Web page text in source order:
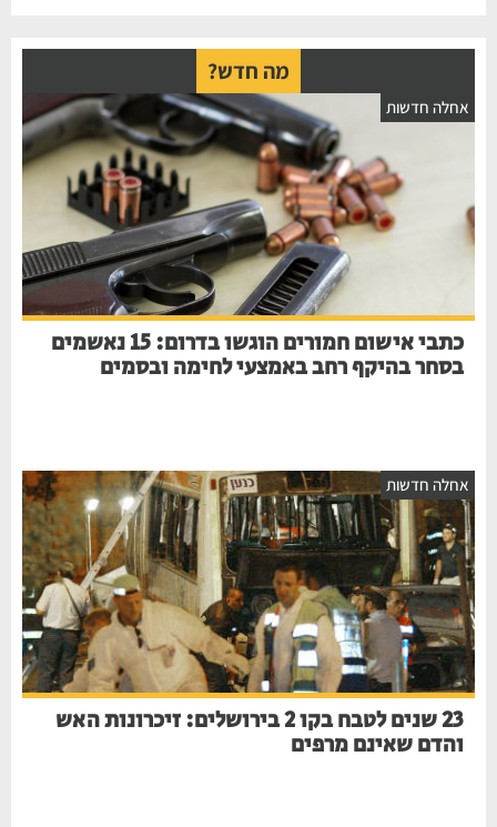
מה חדש?
חדשות
כתבי אישום חמורים הוגשו בדרום: 15 נאשמים
בסחר בהיקף רחב באמצעי לחימה ובסמים
חדשות
23 שנים לטבח בקו 2 בירושלים: זיכרונות האש
והדם שאינם מרפים